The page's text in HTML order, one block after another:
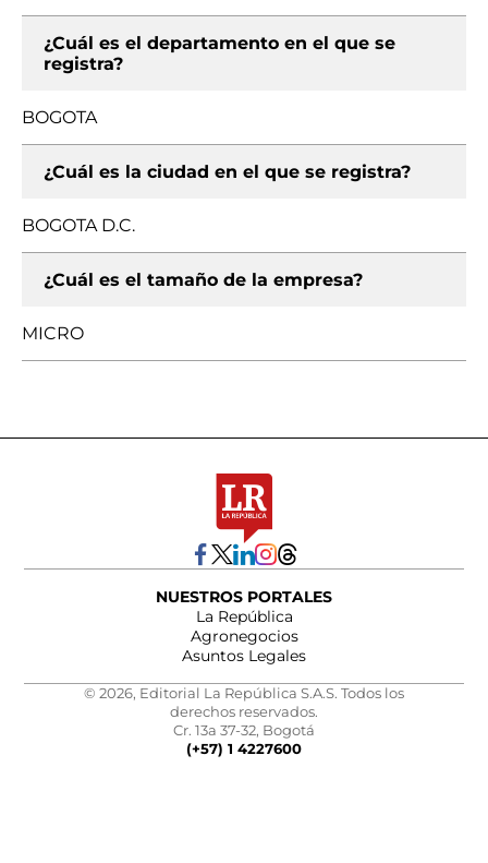
¿Cuál es el departamento en el que se
registra?
BOGOTA
¿Cuál es la ciudad en el que se registra?
BOGOTA D.C.
¿Cuál es el tamaño de la empresa?
MICRO
NUESTROS PORTALES
La República
Agronegocios
Asuntos Legales
© 2026, Editorial La República S.A.S. Todos los
derechos reservados.
Cr. 13a 37-32, Bogotá
(+57) 1 4227600